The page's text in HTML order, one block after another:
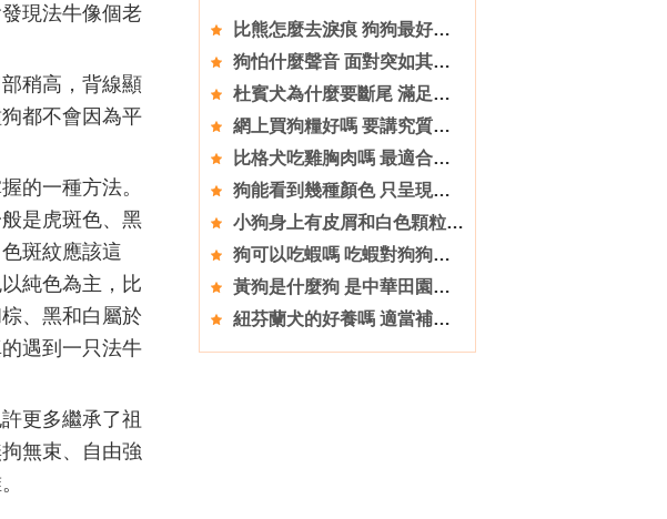
現法牛像個老
稍高，背線顯
都不會因為平
的一種方法。
是虎斑色、黑
斑紋應該這
純色為主，比
、黑和白屬於
遇到一只法牛
更多繼承了祖
無束、自由強
比熊怎麼去淚痕 狗狗最好不要用眼藥膏
狗怕什麼聲音 面對突如其來的聲音尤為敏感
杜賓犬為什麼要斷尾 滿足人們的審美需求
網上買狗糧好嗎 要講究質量和營養
比格犬吃雞胸肉嗎 最適合比格犬吃的食物
狗能看到幾種顏色 只呈現為粉彩的色調
小狗身上有皮屑和白色顆粒怎麼辦 分辨不清請就醫
狗可以吃蝦嗎 吃蝦對狗狗的皮膚不好
黃狗是什麼狗 是中華田園犬也是本土犬
紐芬蘭犬的好養嗎 適當補充肉類食物